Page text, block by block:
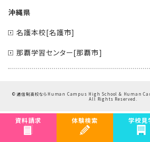
沖縄県
名護本校[名護市]
那覇学習センター[那覇市]
©通信制高校ならHuman Campus High School & Human
All Rights Reserved.
資料請求 体験検索 学校見